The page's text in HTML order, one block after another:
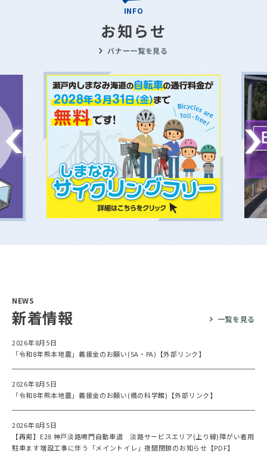
INFO
お知らせ
バナー一覧を見る
NEWS
新着情報 一覧を見る
2026年8月5日
「令和8年熊本地震」義援金のお願い(SA・PA)【外部リンク】
2026年8月5日
「令和8年熊本地震」義援金のお願い(橋の科学館)【外部リンク】
2026年8月5日
【再掲】E28 神戸淡路鳴門自動車道 淡路サービスエリア(上り線)障がい者用
駐車ます増設工事に伴う「メイントイレ」夜間閉鎖のお知らせ【PDF】